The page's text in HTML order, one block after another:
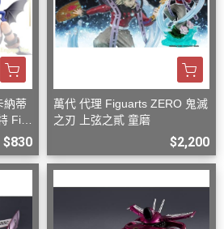
納蒂
$830
萬代 代理 Figuarts ZERO 鬼滅
之刃 上弦之貳 童磨
$2,200